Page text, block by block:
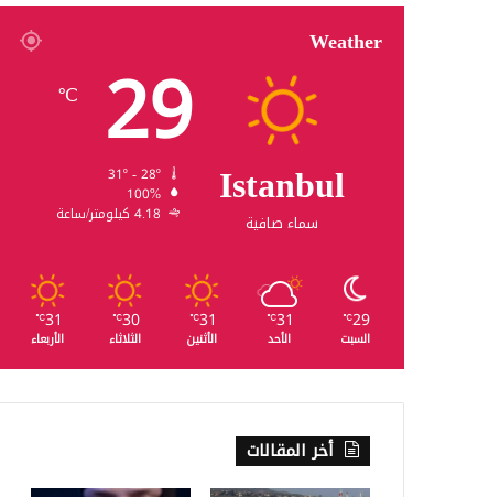
Weather
Istanbul
سماء صافية
29
℃
100%
4.18 كيلومتر/ساعة
29
℃
السبت
31
℃
الأحد
31
℃
الأثنين
30
℃
الثلاثاء
31
℃
الأربعاء
أخر المقالات